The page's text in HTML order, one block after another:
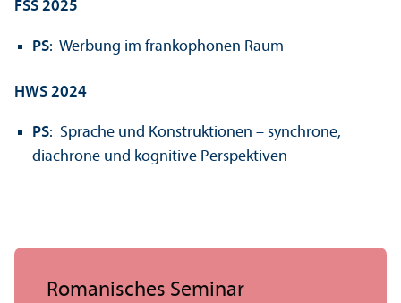
FSS 2025
PS: Werbung im frankophonen Raum
HWS 2024
PS: Sprache und Konstruktionen – synchrone,
diachrone und kognitive Perspektiven
Romanisches Seminar